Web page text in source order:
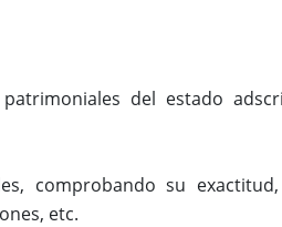
del estado
comprobando su
etc.